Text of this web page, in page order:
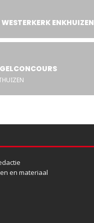
ENKHUIZEN
en materiaal